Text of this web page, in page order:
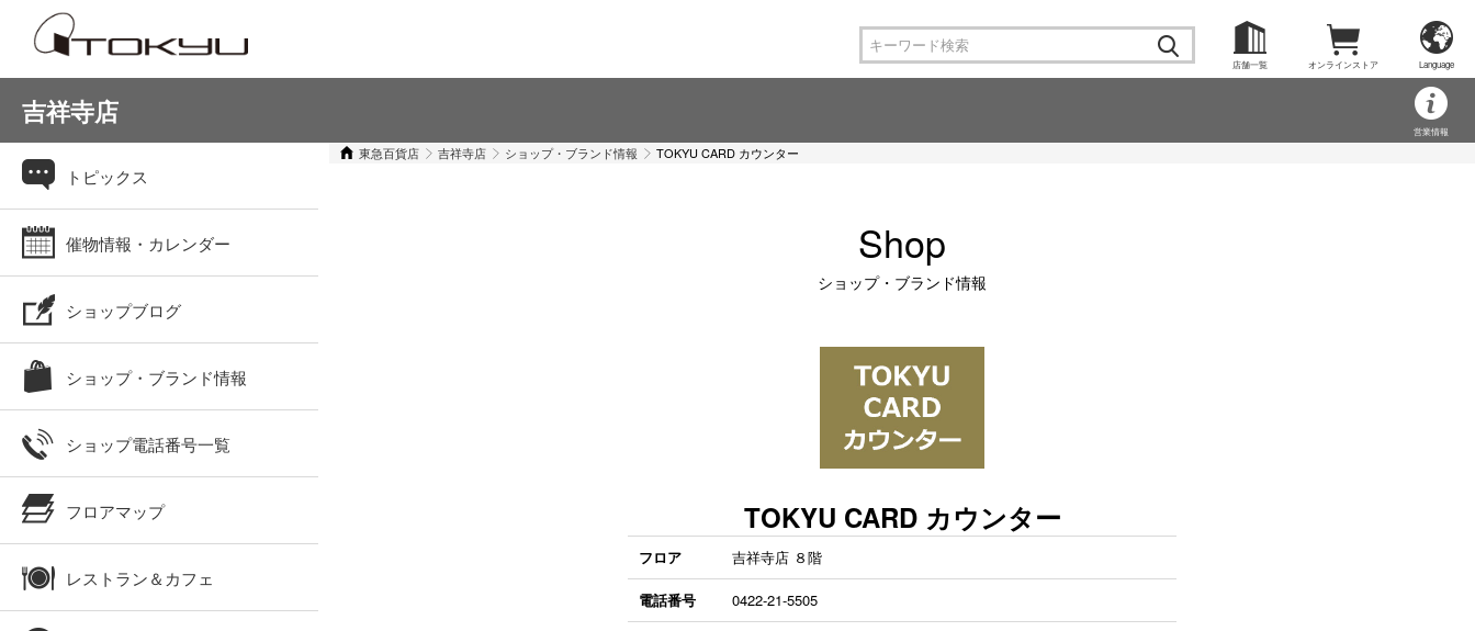
Language
オンラインストア
店舗一覧
吉祥寺店
営業情報
東急百貨店 吉祥寺店 ショップ・ブランド情報 TOKYU CARD カウンター
Shop
ショップ・ブランド情報
TOKYU CARD カウンター
フロア 吉祥寺店 ８階
電話番号 0422-21-5505
トピックス
催物情報・カレンダー
ショップブログ
ショップ・ブランド情報
ショップ電話番号一覧
フロアマップ
レストラン＆カフェ